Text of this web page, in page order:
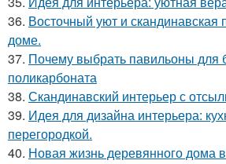
36. Восточный уют и скандинавская
доме.
37. Почему выбрать павильоны для
поликарбоната
38. Скандинавский интерьер с
39. Идея для дизайна интерьера:
перегородкой.
40. Новая жизнь деревянного дома